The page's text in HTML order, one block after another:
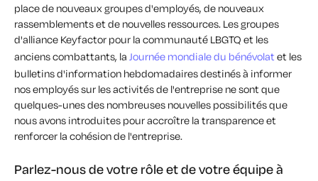
place de nouveaux groupes d'employés, de nouveaux
rassemblements et de nouvelles ressources. Les groupes
d'alliance Keyfactor pour la communauté LBGTQ et les
anciens combattants, la Journée mondiale du bénévolatet les
bulletins d'information hebdomadaires destinés à informer
nos employés sur les activités de l'entreprise ne sont que
quelques-unes des nombreuses nouvelles possibilités que
nous avons introduites pour accroître la transparence et
renforcer la cohésion de l'entreprise.
Parlez-nous de votre rôle et de votre équipe à